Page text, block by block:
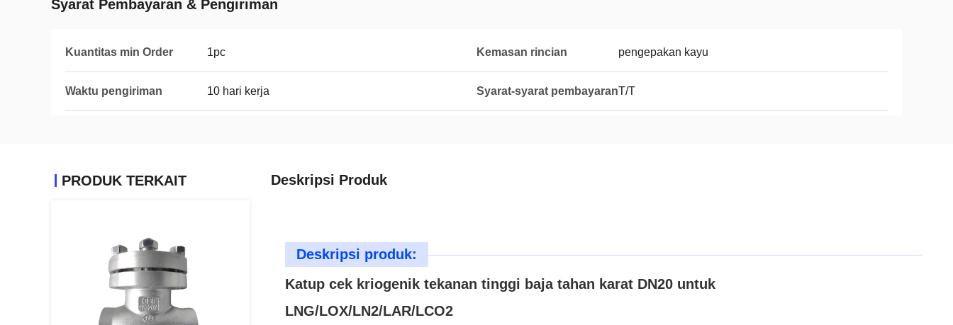
Syarat Pembayaran & Pengiriman
Kuantitas min Order 1pc Kemasan rincian pengepakan kayu
Waktu pengiriman 10 hari kerja Syarat-syarat pembayaranT/T
PRODUK TERKAIT Deskripsi Produk
Deskripsi produk:
Katup cek kriogenik tekanan tinggi baja tahan karat DN20 untuk
LNG/LOX/LN2/LAR/LCO2